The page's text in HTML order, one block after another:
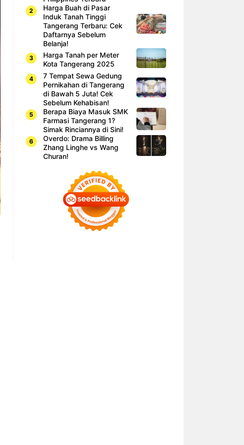
Harga Buah di Pasar
Induk Tanah Tinggi
Tangerang Terbaru: Cek
Daftarnya Sebelum
Belanja!
Harga Tanah per Meter
Kota Tangerang 2025
7 Tempat Sewa Gedung
Pernikahan di Tangerang
di Bawah 5 Juta! Cek
Sebelum Kehabisan!
Berapa Biaya Masuk SMK
Farmasi Tangerang 1?
Simak Rinciannya di Sini!
Overdo: Drama Billing
Zhang Linghe vs Wang
Churan!